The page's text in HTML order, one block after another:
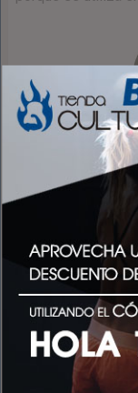
Coco
Aunque es una
muy poca azúcar.
coco es una fruta